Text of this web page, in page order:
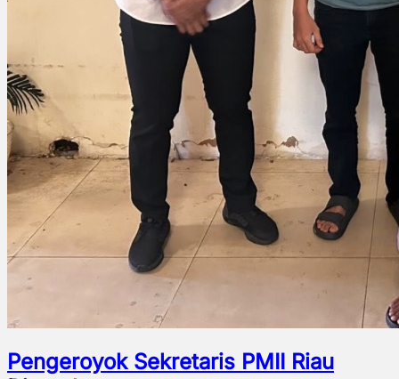
Pengeroyok Sekretaris PMII Riau